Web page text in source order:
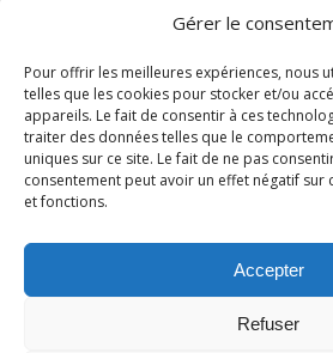
Gérer le
Pour offrir les meilleures expériences, nous
telles que les cookies pour stocker et/ou
appareils. Le fait de consentir à ces
traiter des données telles que le
uniques sur ce site. Le fait de ne pas
consentement peut avoir un effet négatif sur
et fonctions.
Accepter
Refuser
Accès
Intranet
Newsletter
Plan du site